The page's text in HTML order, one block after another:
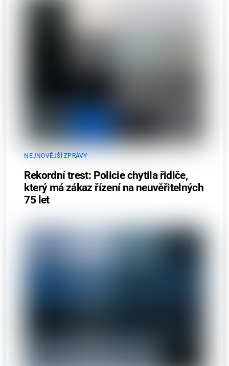
NEJNOVĚJŠÍ ZPRÁVY
Rekordní trest: Policie chytila řidiče,
který má zákaz řízení na neuvěřitelných
75 let